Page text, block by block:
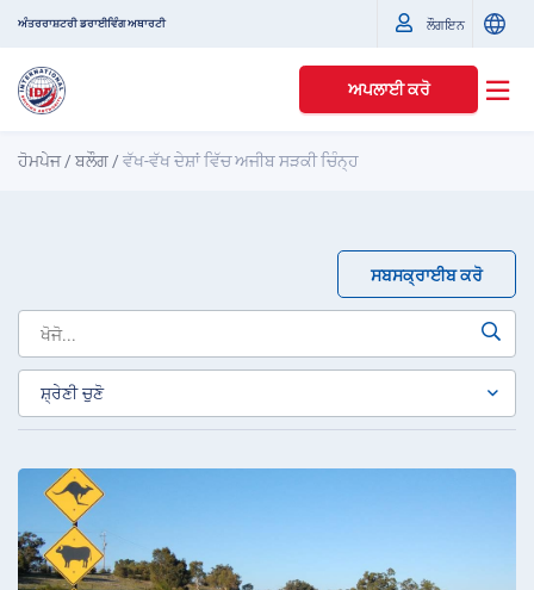
ਅੰਤਰਰਾਸ਼ਟਰੀ ਡਰਾਈਵਿੰਗ ਅਥਾਰਟੀ ਲੌਗਇਨ
ਅਪਲਾਈ ਕਰੋ
ਹੋਮਪੇਜ/ਬਲੌਗ /ਵੱਖ-ਵੱਖ ਦੇਸ਼ਾਂ ਵਿੱਚ ਅਜੀਬ ਸੜਕੀ ਚਿੰਨ੍ਹ
ਸਬਸਕ੍ਰਾਈਬ ਕਰੋ